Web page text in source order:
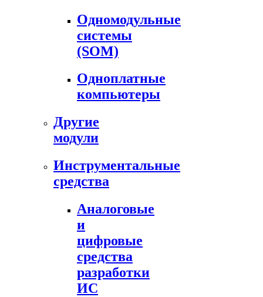
Одномодульные
системы
(SOM)
Одноплатные
компьютеры
Другие
модули
Инструментальные
средства
Аналоговые
и
цифровые
средства
разработки
ИС